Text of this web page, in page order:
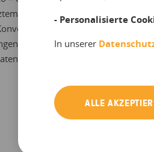
Netzwerk.
durch direkte
und wertvolle Marketing- und
- Personalisierte
In unserer
ALLE